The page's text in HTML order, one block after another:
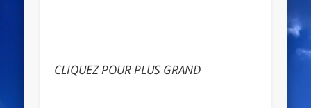
CLIQUEZ POUR PLUS GRAND